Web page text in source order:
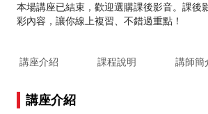
本場講座已結束，歡迎選購課後影音。課後
彩內容，讓你線上複習、不錯過重點！
講座介紹 課程說明 講師簡
講座介紹